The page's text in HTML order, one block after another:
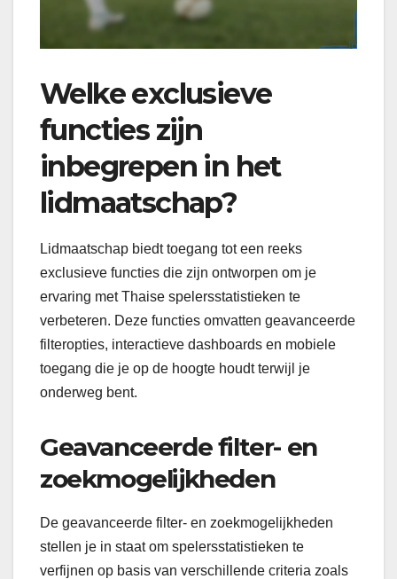
Welke exclusieve
functies zijn
inbegrepen in het
lidmaatschap?
Lidmaatschap biedt toegang tot een reeks
exclusieve functies die zijn ontworpen om je
ervaring met Thaise spelersstatistieken te
verbeteren. Deze functies omvatten geavanceerde
filteropties, interactieve dashboards en mobiele
toegang die je op de hoogte houdt terwijl je
onderweg bent.
Geavanceerde filter- en
zoekmogelijkheden
De geavanceerde filter- en zoekmogelijkheden
stellen je in staat om spelersstatistieken te
verfijnen op basis van verschillende criteria zoals